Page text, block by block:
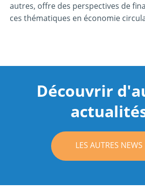
autres, offre des perspectives de
ces thématiques en économie
Découvrir
LES AUTRES NEWS